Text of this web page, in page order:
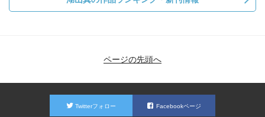
ページの先頭へ
Twitterフォロー Facebookページ